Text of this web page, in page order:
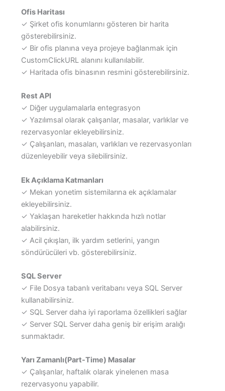
Ofis Haritası
✓ Şirket ofis konumlarını gösteren bir harita
gösterebilirsiniz.
✓ Bir ofis planına veya projeye bağlanmak için
CustomClickURL alanını kullanılabilir.
✓ Haritada ofis binasının resmini gösterebilirsiniz.
Rest API
✓ Diğer uygulamalarla entegrasyon
✓ Yazılımsal olarak çalışanlar, masalar, varlıklar ve
rezervasyonlar ekleyebilirsiniz.
✓ Çalışanları, masaları, varlıkları ve rezervasyonları
düzenleyebilir veya silebilirsiniz.
Ek Açıklama Katmanları
✓ Mekan yonetim sistemilarına ek açıklamalar
ekleyebilirsiniz.
✓ Yaklaşan hareketler hakkında hızlı notlar
alabilirsiniz.
✓ Acil çıkışları, ilk yardım setlerini, yangın
söndürücüleri vb. gösterebilirsiniz.
SQL Server
✓ File Dosya tabanlı veritabanı veya SQL Server
kullanabilirsiniz.
✓ SQL Server daha iyi raporlama özellikleri sağlar
✓ Server SQL Server daha geniş bir erişim aralığı
sunmaktadır.
Yarı Zamanlı(Part-Time) Masalar
✓ Çalışanlar, haftalık olarak yinelenen masa
rezervasyonu yapabilir.